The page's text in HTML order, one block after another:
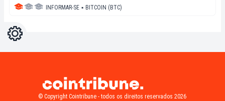
INFORMAR-SE ▪ BITCOIN (BTC)
Configurações
© Copyright Cointribune - todos os direitos reservados 2026